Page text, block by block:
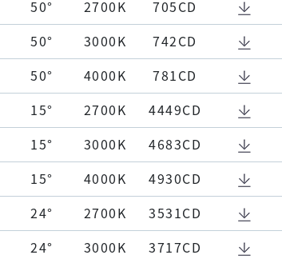
50° 2700K 705CD
50° 3000K 742CD
50° 4000K 781CD
15° 2700K 4449CD
15° 3000K 4683CD
15° 4000K 4930CD
24° 2700K 3531CD
24° 3000K 3717CD